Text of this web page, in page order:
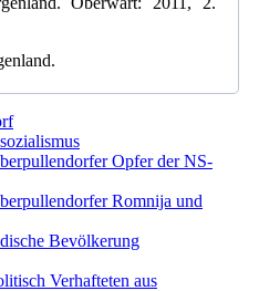
Opfer der NS-
Romnija und
Bevölkerung
Verhafteten aus